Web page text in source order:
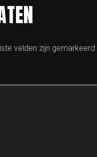
velden zijn